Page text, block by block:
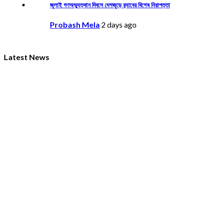
জুলাই গণঅভ্যুত্থান দিবসে দেশজুড়ে র‌্যাবের বিশেষ নিরাপত্তা
Probash Mela 2 days ago
Latest News